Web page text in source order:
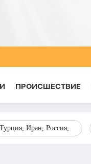
ПРОИСШЕСТВИЕ
Иран, Россия,